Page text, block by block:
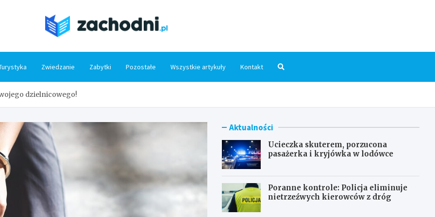
Zwiedzanie Zabytki Pozostałe Wszystkie artykuły Kontakt
dzielnicowego!
Aktualności
Ucieczka skuterem, porzucona
pasażerka i kryjówka w lodówce
Poranne kontrole: Policja eliminuje
nietrzeźwych kierowców z dróg